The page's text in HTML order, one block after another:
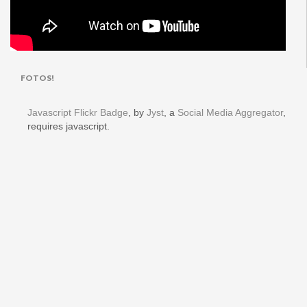
FOTOS!
Javascript Flickr Badge , by Jyst , a Social Media Aggregator,
requires javascript.